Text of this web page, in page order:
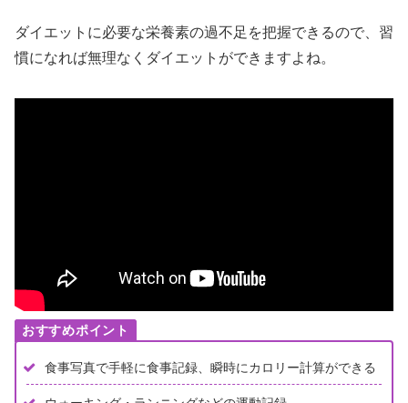
ダイエットに必要な栄養素の過不足を把握できるので、習
慣になれば無理なくダイエットができますよね。
食事写真で手軽に食事記録、瞬時にカロリー計算ができる